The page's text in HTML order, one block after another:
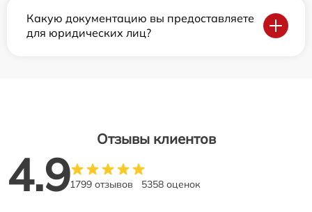
Какую документацию вы предоставляете
для юридических лиц?
Отзывы клиентов
4.91799 отзывов 5358 оценок